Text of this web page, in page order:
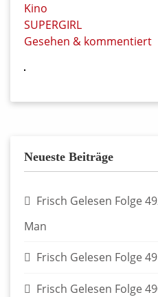
Kino
SUPERGIRL
Gesehen & kommentiert
Neueste Beiträge
Frisch Gelesen Folge
Man
Frisch Gelesen Folge
Frisch Gelesen Folge